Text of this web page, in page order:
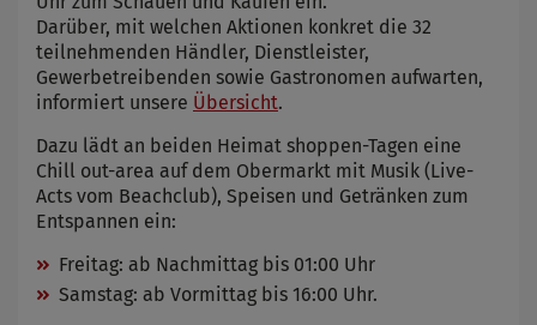
Darüber, mit welchen Aktionen konkret die 32
teilnehmenden Händler, Dienstleister,
Gewerbetreibenden sowie Gastronomen aufwarten,
informiert unsere Übersicht.
Dazu lädt an beiden Heimat shoppen-Tagen eine
Chill out-area auf dem Obermarkt mit Musik (Live-
Acts vom Beachclub), Speisen und Getränken zum
Entspannen ein:
Freitag: ab Nachmittag bis 01:00 Uhr
Samstag: ab Vormittag bis 16:00 Uhr.